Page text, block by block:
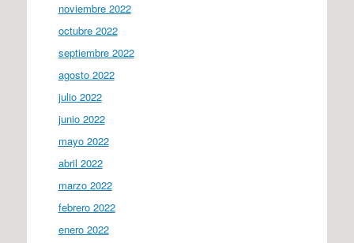
noviembre 2022
octubre 2022
septiembre 2022
agosto 2022
julio 2022
junio 2022
mayo 2022
abril 2022
marzo 2022
febrero 2022
enero 2022